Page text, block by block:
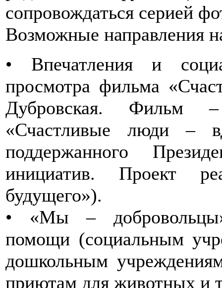
сопровождаться серией
Возможные направления
• Впечатления и
просмотра фильма
Дубровская. Фильм
«Счастливые люди –
поддержанного
инициатив. Проект
будущего»).
• «Мы –
помощи (социальным
дошкольным
приютам для животных и